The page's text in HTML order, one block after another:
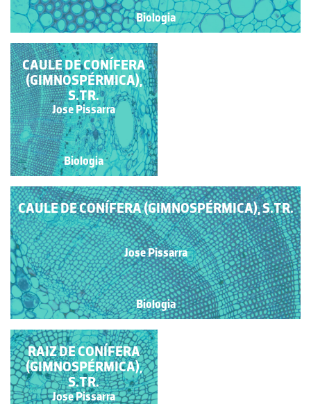
Biologia
CAULE DE CONÍFERA
(GIMNOSPÉRMICA, S.
LONG.RAD.)
Jose Pissarra
Biologia
CAULE DE CONÍFERA (GIMNOSPÉRMICA), S.TR.
Jose Pissarra
Biologia
CAULE DE CONÍFERA
(GIMNOSPÉRMICA),
S.TR.
Jose Pissarra
Biologia
RAIZ DE CONÍFERA
(GIMNOSPÉRMICA),
S.TR.
Jose Pissarra
RAIZ DE CONÍFERA
(GIMNOSPÉRMICA),
S.TR.
Jose Pissarra